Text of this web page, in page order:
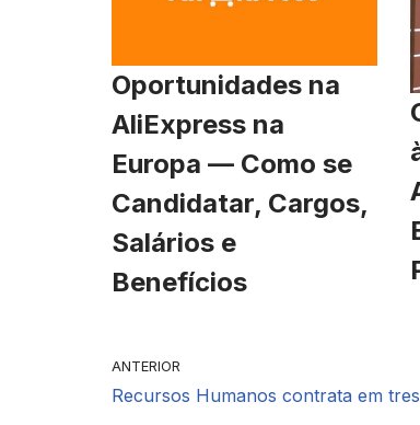
Oportunidades na
AliExpress na
Europa — Como se
Candidatar, Cargos,
Salários e
Benefícios
ANTERIOR
Recursos Humanos contrata em